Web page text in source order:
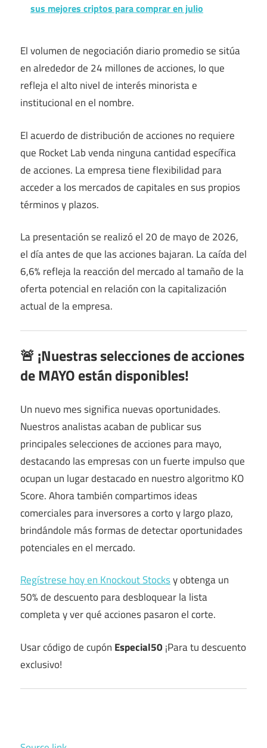
sus mejores criptos para comprar en julio
El volumen de negociación diario promedio se sitúa
en alrededor de 24 millones de acciones, lo que
refleja el alto nivel de interés minorista e
institucional en el nombre.
El acuerdo de distribución de acciones no requiere
que Rocket Lab venda ninguna cantidad específica
de acciones. La empresa tiene flexibilidad para
acceder a los mercados de capitales en sus propios
términos y plazos.
La presentación se realizó el 20 de mayo de 2026,
el día antes de que las acciones bajaran. La caída del
6,6% refleja la reacción del mercado al tamaño de la
oferta potencial en relación con la capitalización
actual de la empresa.
🚨 ¡Nuestras selecciones de acciones
de MAYO están disponibles!
Un nuevo mes significa nuevas oportunidades.
Nuestros analistas acaban de publicar sus
principales selecciones de acciones para mayo,
destacando las empresas con un fuerte impulso que
ocupan un lugar destacado en nuestro algoritmo KO
Score. Ahora también compartimos ideas
comerciales para inversores a corto y largo plazo,
brindándole más formas de detectar oportunidades
potenciales en el mercado.
Regístrese hoy en Knockout Stocksy obtenga un
50% de descuento para desbloquear la lista
completa y ver qué acciones pasaron el corte.
Usar código de cupón Especial50 ¡Para tu descuento
exclusivo!